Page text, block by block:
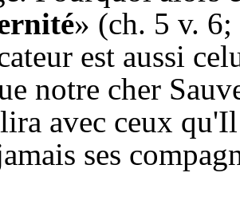
» (ch. 5 v. 6;
est aussi
notre cher
avec ceux
ses